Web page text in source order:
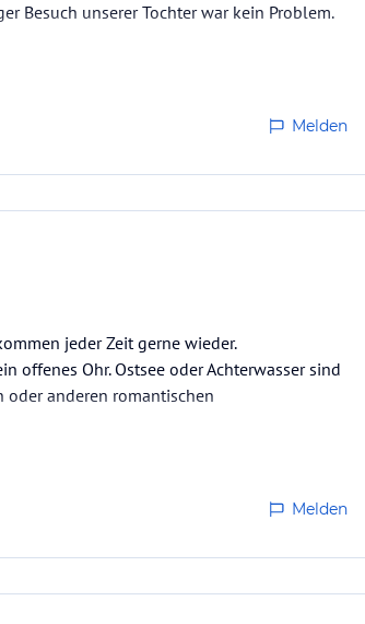
Besuch unserer Tochter war kein Problem.
Melden
jeder Zeit gerne wieder.
offenes Ohr. Ostsee oder Achterwasser sind
oder anderen romantischen
Melden